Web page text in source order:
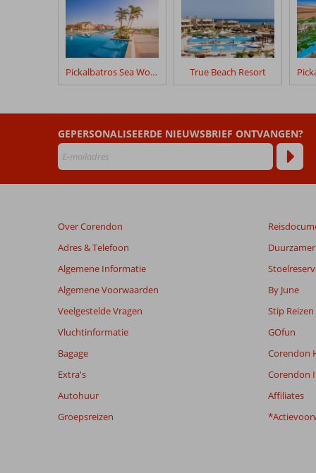
geschreven
na
hun
verblijf
Movenpick
Beoordelingen
die
ouder
48
maanden
worden
niet
weergegeven
om
relevantie
garanderen.
Pickalbatros Sea World Resort True Beach Resort
GEPERSONALISEERDE NIEUWSBRIEF ONTVANGEN?
Over Corendon
Adres & Telefoon
Algemene Informatie
Algemene Voorwaarden
Veelgestelde Vragen
Vluchtinformatie
Bagage
Extra's
Autohuur
Groepsreizen
By June
Stip Reizen
GOfun
Corendon
Corendon
Affiliates